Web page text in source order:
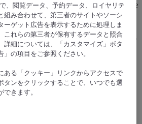
Centre 4 star hotel has easy access to the
mins walk from the Theatre Antique,
festival. This hotel is the starting
getaways. Ideal for seminars-or
mins from Avignon, this hotel boasts 97
5 meeting rooms, a fitness center,
pool and free private parking.
of 5
、閲覧データ、予約データ、ロイヤリテ
組み合わせて、第三者のサイトやソーシ
ーゲット広告を表示するために処理しま
これらの第三者が保有するデータと照合
詳細については、「カスタマイズ」ボタ
」の項目をご参照ください。
ある「クッキー」リンクからアクセスで
タンをクリックすることで、いつでも選
きます。